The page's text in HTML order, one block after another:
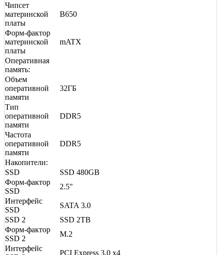
Чипсет
материнской
платы
B650
Форм-фактор
материнской
платы
mATX
Оперативная
память:
Объем
оперативной
памяти
32ГБ
Тип
оперативной
памяти
DDR5
Частота
оперативной
памяти
DDR5
Накопители:
SSD
SSD 480GB
Форм-фактор
SSD
2.5"
Интерфейс
SSD
SATA 3.0
SSD 2
SSD 2TB
Форм-фактор
SSD 2
M.2
Интерфейс
PCI Express 3.0 x4